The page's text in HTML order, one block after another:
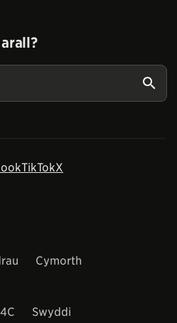
TikTokX
Cymorth
Swyddi